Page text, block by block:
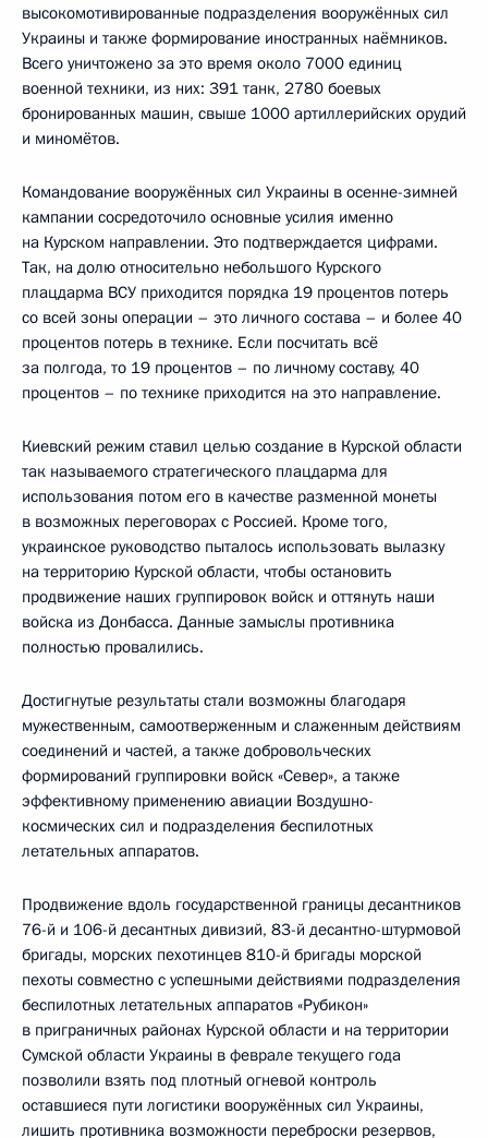
высокомотивированные подразделения вооружённых сил
Украины и также формирование иностранных наёмников.
Всего уничтожено за это время около 7000 единиц
военной техники, из них: 391 танк, 2780 боевых
бронированных машин, свыше 1000 артиллерийских орудий
и миномётов.
Командование вооружённых сил Украины в осенне-зимней
кампании сосредоточило основные усилия именно
на Курском направлении. Это подтверждается цифрами.
Так, на долю относительно небольшого Курского
плацдарма ВСУ приходится порядка 19 процентов потерь
со всей зоны операции – это личного состава – и более 40
процентов потерь в технике. Если посчитать всё
за полгода, то 19 процентов – по личному составу, 40
процентов – по технике приходится на это направление.
Киевский режим ставил целью создание в Курской области
так называемого стратегического плацдарма для
использования потом его в качестве разменной монеты
в возможных переговорах с Россией. Кроме того,
украинское руководство пыталось использовать вылазку
на территорию Курской области, чтобы остановить
продвижение наших группировок войск и оттянуть наши
войска из Донбасса. Данные замыслы противника
полностью провалились.
Достигнутые результаты стали возможны благодаря
мужественным, самоотверженным и слаженным действиям
соединений и частей, а также добровольческих
формирований группировки войск «Север», а также
эффективному применению авиации Воздушно-
космических сил и подразделения беспилотных
летательных аппаратов.
Продвижение вдоль государственной границы десантников
76-й и 106-й десантных дивизий, 83-й десантно-штурмовой
бригады, морских пехотинцев 810-й бригады морской
пехоты совместно с успешными действиями подразделения
беспилотных летательных аппаратов «Рубикон»
в приграничных районах Курской области и на территории
Сумской области Украины в феврале текущего года
позволили взять под плотный огневой контроль
оставшиеся пути логистики вооружённых сил Украины,
лишить противника возможности переброски резервов,